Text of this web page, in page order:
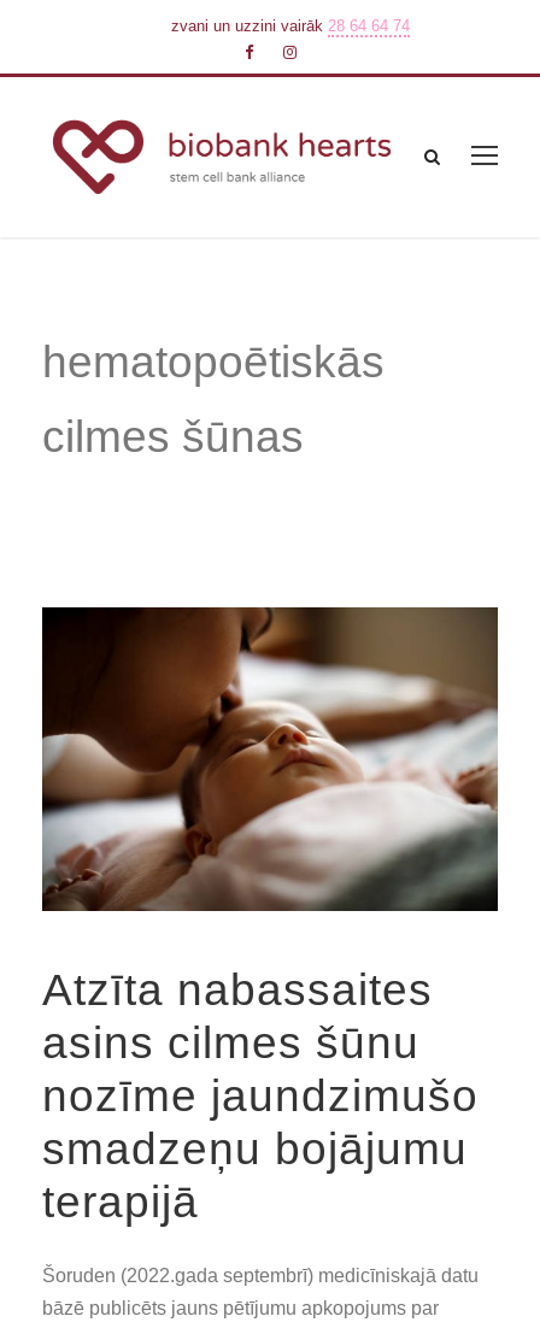
zvani un uzzini vairāk 28 64 64 74
hematopoētiskās
cilmes šūnas
Atzīta nabassaites
asins cilmes šūnu
nozīme jaundzimušo
smadzeņu bojājumu
terapijā
Šoruden (2022.gada septembrī) medicīniskajā datu
bāzē publicēts jauns pētījumu apkopojums par